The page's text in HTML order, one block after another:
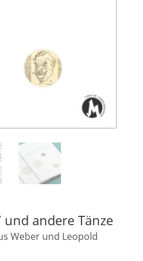
und andere Tänze
Weber und Leopold